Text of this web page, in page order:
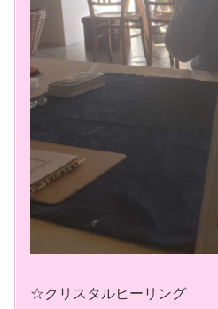
☆クリスタルヒーリング